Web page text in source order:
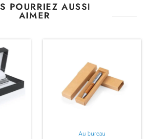
POURRIEZ AUSSI
AIMER
Au bureau